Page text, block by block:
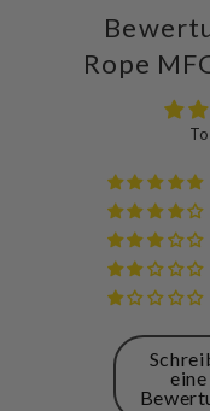
Rope
eine